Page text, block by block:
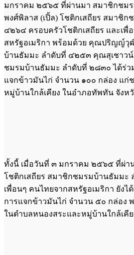
มกราคม ๒๕๖๕ ที่ผ่านมา สมาชิกชม
พงศ์พิลาส (เปิ้ล) โชติกเสถียร สมาชิ
๔๒๖๔ ครอบครัวโชติกเสถียร และเพื่
สหรัฐอเมริกา พร้อมด้วย คุณปริญญ์วุ
บ้านธัมมะ ลำดับที่ ๔๒๕๓ คุณสุเชาว
ชมรมบ้านธัมมะ ลำดับที่ ๒๘๓๐ ได้ร่ว
แจกข้าวมันไก่ จำนวน ๑๐๐ กล่อง แก่
หมู่บ้านใกล้เคียง ในอำภอทัพทัน จังห
ทั้งนี้ เมื่อวันที่ ๓ มกราคม ๒๕๖๕ ที่ผ่า
โชติกเสถียร สมาชิกชมรมบ้านธัมมะ
เพื่อนๆ คนไทยจากสหรัฐอเมริกา ยังไ
การแจกข้าวมันไก่ จำนวน ๕๐ กล่อง
ในตำบลหนองสระและหมู่บ้านใกล้เคี